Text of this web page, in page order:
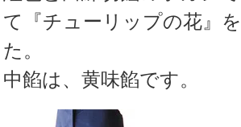
て『チューリップの花』
た。
中餡は、黄味餡です。